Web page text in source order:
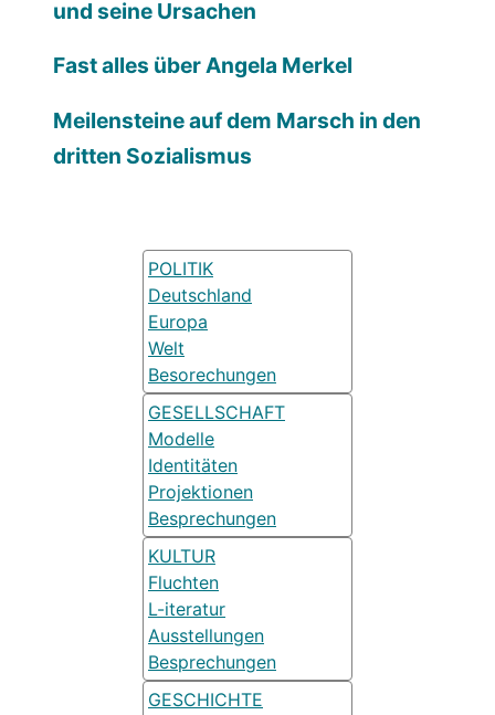
und seine Ursachen
Fast alles über Angela Merkel
Meilensteine auf dem Marsch in den
dritten Sozialismus
POLITIK
Deutschland
Europa
Welt
Besorechungen
GESELLSCHAFT
Modelle
Identitäten
Projektionen
Besprechungen
KULTUR
Fluchten
L-iteratur
Ausstellungen
Besprechungen
GESCHICHTE